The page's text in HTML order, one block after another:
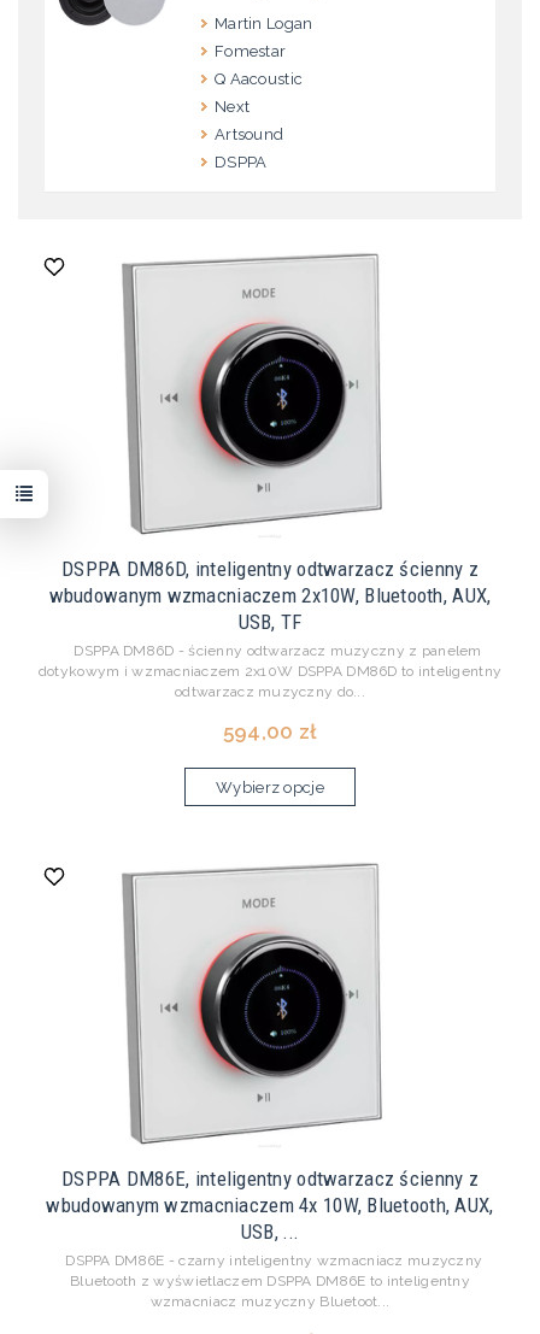
Martin Logan
Fomestar
Q Aacoustic
Next
Artsound
DSPPA
DSPPA DM86D, inteligentny odtwarzacz ścienny z
wbudowanym wzmacniaczem 2x10W, Bluetooth, AUX,
USB, TF
DSPPA DM86D - ścienny odtwarzacz muzyczny z panelem
dotykowym i wzmacniaczem 2x10W DSPPA DM86D to inteligentny
odtwarzacz muzyczny do...
594,00 zł
Wybierz opcje
DSPPA DM86E, inteligentny odtwarzacz ścienny z
wbudowanym wzmacniaczem 4x 10W, Bluetooth, AUX,
USB, ...
DSPPA DM86E - czarny inteligentny wzmacniacz muzyczny
Bluetooth z wyświetlaczem DSPPA DM86E to inteligentny
wzmacniacz muzyczny Bluetoot...